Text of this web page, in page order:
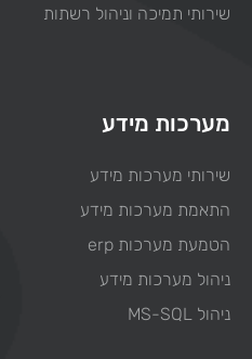
שירותי תמיכה וניהול רשתות
מערכות מידע
שירותי מערכות מידע
התאמת מערכות מידע
הטמעת מערכות erp
ניהול מערכות מידע
ניהול MS-SQL